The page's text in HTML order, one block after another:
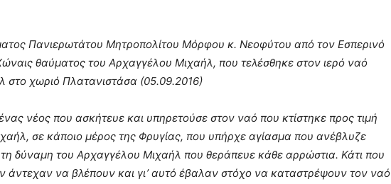
Πανιερωτάτου Μητροπολίτου Μόρφου κ. Νεοφύτου από τον Εσπερινό
θαύματος του Αρχαγγέλου Μιχαήλ, που τελέσθηκε στον ιερό ναό
στο χωριό Πλατανιστάσα (05.09.2016)
νέος που ασκήτευε και υπηρετούσε στον ναό που κτίστηκε προς τιμή
σε κάποιο μέρος της Φρυγίας, που υπήρχε αγίασμα που ανέβλυζε
δύναμη του Αρχαγγέλου Μιχαήλ που θεράπευε κάθε αρρώστια. Κάτι που
άντεχαν να βλέπουν και γι’ αυτό έβαλαν στόχο να καταστρέψουν τον ναό